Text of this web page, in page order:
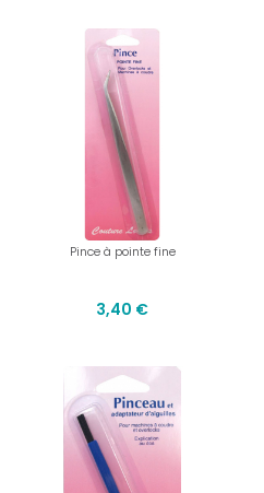
Pince à pointe fine
3,40 €